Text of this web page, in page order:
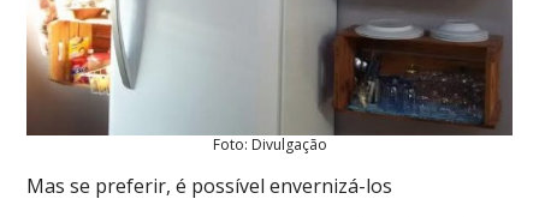
Foto: Divulgação
Mas se preferir, é possível envernizá-los